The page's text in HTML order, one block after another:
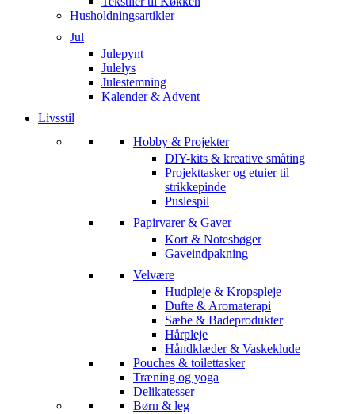
Husholdningsartikler
Jul
Julepynt
Julelys
Julestemning
Kalender & Advent
Livsstil
Hobby & Projekter
DIY-kits & kreative småting
Projekttasker og etuier til
strikkepinde
Puslespil
Papirvarer & Gaver
Kort & Notesbøger
Gaveindpakning
Velvære
Hudpleje & Kropspleje
Dufte & Aromaterapi
Sæbe & Badeprodukter
Hårpleje
Håndklæder & Vaskeklude
Pouches & toilettasker
Træning og yoga
Delikatesser
Børn & leg